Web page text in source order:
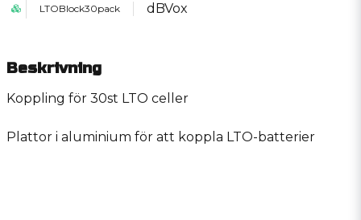
LTOBlock30pack dBVox
Beskrivning
Koppling för 30st LTO celler
Plattor i aluminium för att koppla LTO-batterier